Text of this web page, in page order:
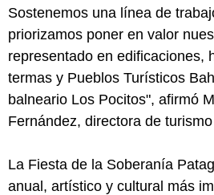
Sostenemos una línea de
priorizamos poner en valor
representado en edificaciones,
termas y Pueblos Turísticos
balneario Los Pocitos", afirmó
Fernández, directora de
La Fiesta de la Soberanía
anual, artístico y cultural más